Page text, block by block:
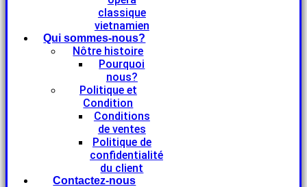
classique
vietnamien
Qui sommes-nous?
Nôtre histoire
Pourquoi
nous?
Politique et
Condition
Conditions
de ventes
Politique de
confidentialité
du client
Contactez-nous